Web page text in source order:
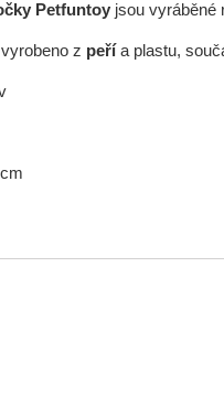
Petfuntoyjsou vyráběné
z peřía plastu,